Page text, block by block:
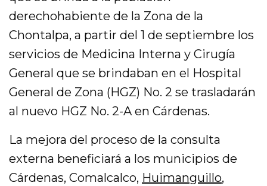
derechohabiente de la Zona de la
Chontalpa, a partir del 1 de septiembre los
servicios de Medicina Interna y Cirugía
General que se brindaban en el Hospital
General de Zona (HGZ) No. 2 se trasladarán
al nuevo HGZ No. 2-A en Cárdenas.
La mejora del proceso de la consulta
externa beneficiará a los municipios de
Cárdenas, Comalcalco, Huimanguillo,